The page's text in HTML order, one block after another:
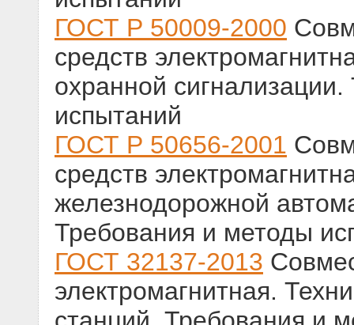
ГОСТ Р 50009-2000
средств
охранной
испытаний
ГОСТ Р 50656-2001
средств
железнодорожной
Требования и методы
ГОСТ 32137-2013
электромагнитная.